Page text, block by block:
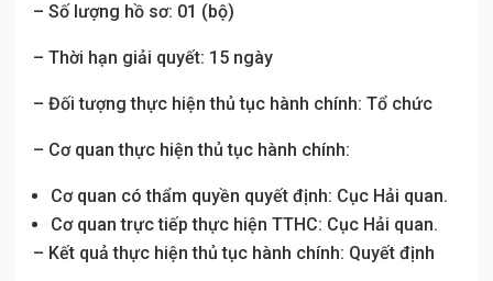
– Số lượng hồ sơ: 01 (bộ)
– Thời hạn giải quyết: 15 ngày
– Đối tượng thực hiện thủ tục hành chính: Tổ chức
– Cơ quan thực hiện thủ tục hành chính:
Cơ quan có thẩm quyền quyết định: Cục Hải quan.
Cơ quan trực tiếp thực hiện TTHC: Cục Hải quan.
– Kết quả thực hiện thủ tục hành chính: Quyết định